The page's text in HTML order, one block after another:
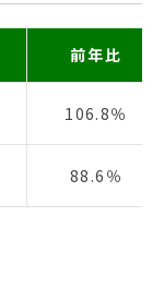
前年比
106.8％
88.6％